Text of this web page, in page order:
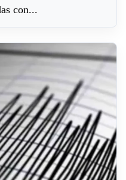
con...